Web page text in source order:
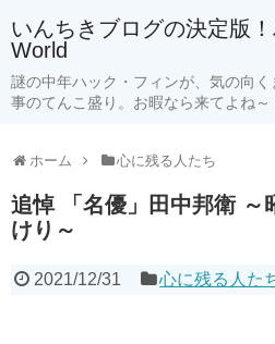
いんちきブログの決定版
World
謎の中年ハック・フィンが、気の向
事のてんこ盛り。お暇なら来てよね～
ホーム 心に残る人たち
追悼 「名優」田中邦衛 ～
けり～
2021/12/31 心に残る人た